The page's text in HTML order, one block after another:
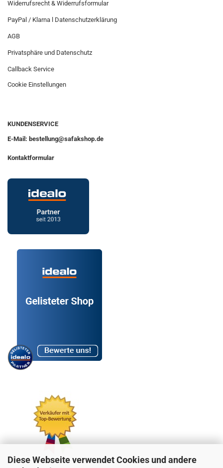
Diese Webseite verwendet Cookies und andere
Widerrufsrecht & Widerrufsformular
PayPal / Klarna l Datenschutzerklärung
AGB
Privatsphäre und Datenschutz
Callback Service
Cookie Einstellungen
KUNDENSERVICE
E-Mail: bestellung@safakshop.de
Kontaktformular